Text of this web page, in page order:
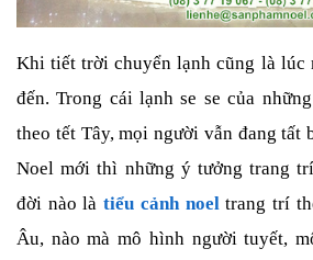
Khi tiết trời chuyển lạnh cũng là lúc
đến. Trong cái lạnh se se của
theo tết Tây, mọi người vẫn đang tất
Noel mới thì những ý tưởng trang
đời nào làtiểu cảnh noel trang trí
Âu, nào mà mô hình người tuyết,